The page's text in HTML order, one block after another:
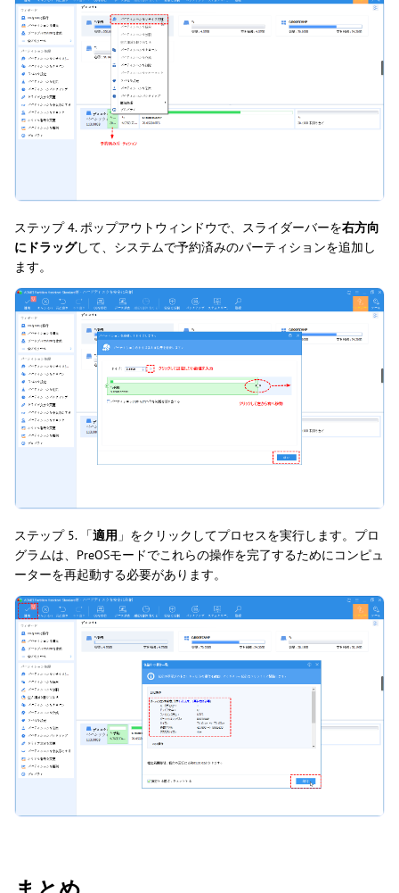
ステップ 4. ポップアウトウィンドウで、スライダーバーを右方向
にドラッグして、システムで予約済みのパーティションを追加し
ます。
ステップ 5. 「適用 」をクリックしてプロセスを実行します。プロ
グラムは、PreOSモードでこれらの操作を完了するためにコンピュ
ーターを再起動する必要があります。